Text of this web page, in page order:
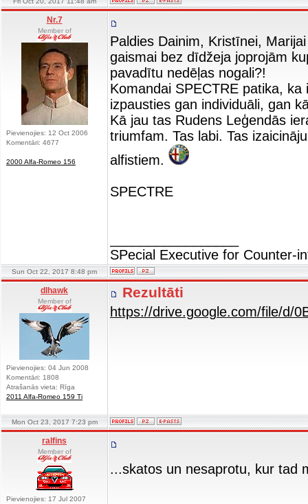
Nr.7
Member of
Pievienojies: 12 Oct 2006
Komentāri: 4677
2000 Alfa-Romeo 156
Paldies Dainim, Kristīnei,
gaismai bez dīdžeja joprojām
pavadītu nedēļas nogali?!
Komandai SPECTRE patika,
izpausties gan individuāli, gan
Kā jau tas Rudens Leģendās
triumfam. Tas labi. Tas
alfistiem.
SPECTRE
SPecial Executive for Counter-
Sun Oct 22, 2017 8:48 pm
dlhawk
Member of
Pievienojies: 04 Jun 2008
Komentāri: 1808
Atrašanās vieta: Rīga
2011 Alfa-Romeo 159 Ti
Rezultāti
https://drive.google.com/file/d/
Mon Oct 23, 2017 7:23 pm
ralfins
Member of
Pievienojies: 17 Jul 2007
...skatos un nesaprotu, kur tad